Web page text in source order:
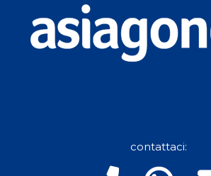
contattaci: